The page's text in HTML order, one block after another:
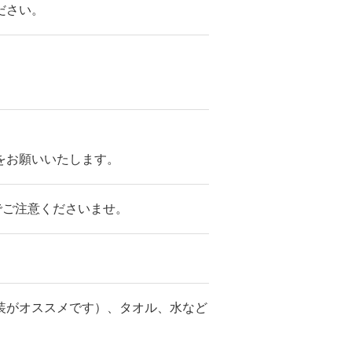
い。
願いいたします。
注意くださいませ。
オススメです）、タオル、水など